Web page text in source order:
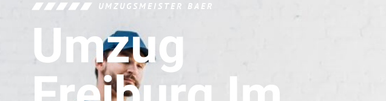
UMZUGSMEISTER BAER
Umzug